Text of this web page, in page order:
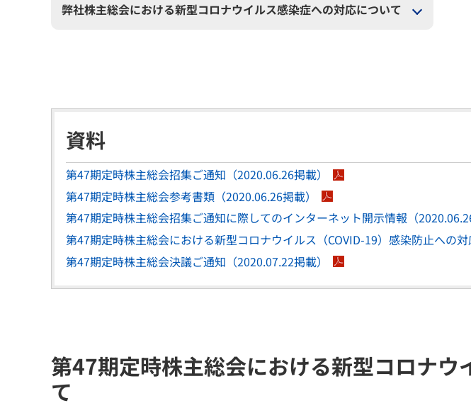
弊社株主総会における新型コロナウイルス感染症への対応について
資料
第47期定時株主総会招集ご通知（2020.06.26掲載）
第47期定時株主総会参考書類（2020.06.26掲載）
第47期定時株主総会招集ご通知に際してのインターネット開示情報（
第47期定時株主総会における新型コロナウイルス（COVID-19）感染防止への対
第47期定時株主総会決議ご通知（2020.07.22掲載）
第47期定時株主総会における新型コロナ
て